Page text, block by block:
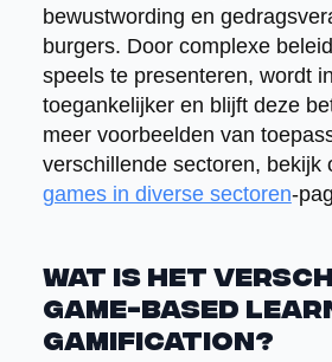
bewustwording en
burgers. Door complexe
speels te presenteren, wordt
toegankelijker en blijft deze
meer voorbeelden van
verschillende sectoren, bekijk
games in diverse sectoren-
Wat is het
game-based
gamification?